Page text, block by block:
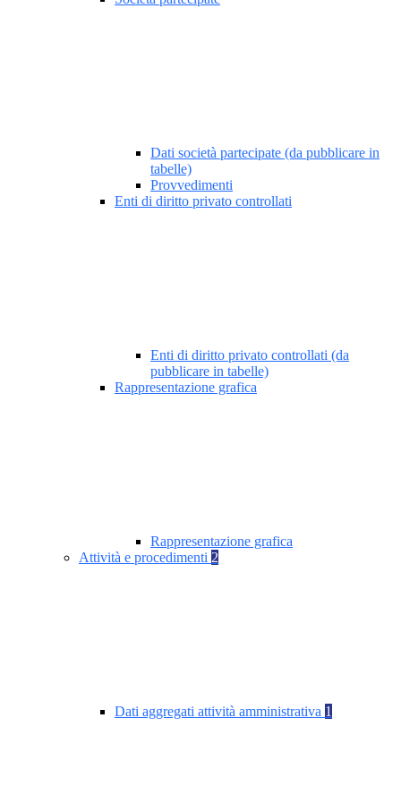
Dati società partecipate (da pubblicare in
tabelle)
Provvedimenti
Enti di diritto privato controllati
Enti di diritto privato controllati (da
pubblicare in tabelle)
Rappresentazione grafica
Rappresentazione grafica
Attività e procedimenti 2
Dati aggregati attività amministrativa 1